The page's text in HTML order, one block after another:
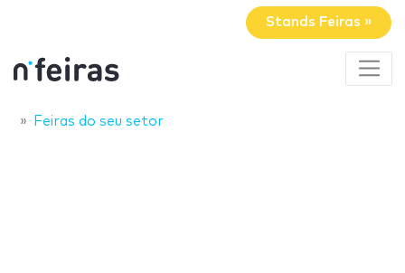
Stands Feiras »
Feiras do seu setor